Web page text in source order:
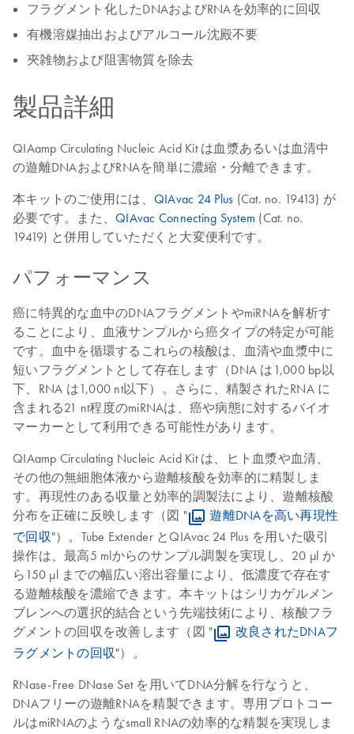
フラグメント化したDNAおよびRNAを効率的に回収
有機溶媒抽出およびアルコール沈殿不要
夾雑物および阻害物質を除去
製品詳細
QIAamp Circulating Nucleic Acid Kit は血漿あるいは血清中
の遊離DNAおよびRNAを簡単に濃縮・分離できます。
本キットのご使用には、 QIAvac 24 Plus (Cat. no. 19413) が
必要です。また、 QIAvac Connecting System (Cat. no.
19419) と併用していただくと大変便利です。
パフォーマンス
癌に特異的な血中のDNAフラグメントやmiRNAを解析す
ることにより、血液サンプルから癌タイプの特定が可能
です。血中を循環するこれらの核酸は、血清や血漿中に
短いフラグメントとして存在します（DNA は1,000 bp以
下、RNA は1,000 nt以下）。さらに、精製されたRNA に
含まれる21 nt程度のmiRNAは、癌や病態に対するバイオ
マーカーとして利用できる可能性があります。
QIAamp Circulating Nucleic Acid Kit は、ヒト血漿や血清、
その他の無細胞体液から遊離核酸を効率的に精製しま
す。再現性のある収量と効率的調製法により、遊離核酸
分布を正確に反映します（図 "
遊離DNAを高い再現性
で回収"）。Tube Extender とQIAvac 24 Plus を用いた吸引
操作は、最高5 mlからのサンプル調製を実現し、20 µl か
ら150 µl までの幅広い溶出容量により、低濃度で存在す
る遊離核酸を濃縮できます。本キットはシリカゲルメン
ブレンへの選択的結合という先端技術により、核酸フラ
グメントの回収を改善します（図 "
改良されたDNAフ
ラグメントの回収"）。
RNase-Free DNase Set を用いてDNA分解を行なうと、
DNAフリーの遊離RNAを精製できます。専用プロトコー
ルはmiRNAのようなsmall RNAの効率的な精製を実現しま